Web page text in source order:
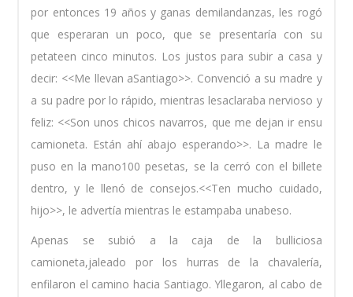
por entonces 19 años y ganas demilandanzas, les rogó
que esperaran un poco, que se presentaría con su
petateen cinco minutos. Los justos para subir a casa y
decir: <<Me llevan aSantiago>>. Convenció a su madre y
a su padre por lo rápido, mientras lesaclaraba nervioso y
feliz: <<Son unos chicos navarros, que me dejan ir ensu
camioneta. Están ahí abajo esperando>>. La madre le
puso en la mano100 pesetas, se la cerró con el billete
dentro, y le llenó de consejos.<<Ten mucho cuidado,
hijo>>, le advertía mientras le estampaba unabeso.
Apenas se subió a la caja de la bulliciosa
camioneta,jaleado por los hurras de la chavalería,
enfilaron el camino hacia Santiago. Yllegaron, al cabo de